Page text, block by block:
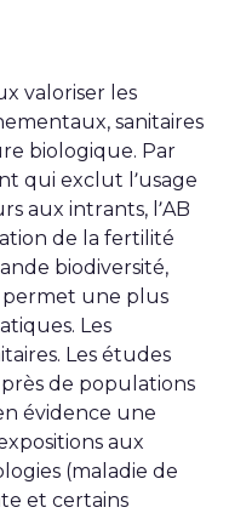
valoriser les
sanitaires
biologique. Par
qui exclut l’usage
aux intrants, l’AB
de la fertilité
biodiversité,
permet une plus
Les
Les études
de populations
évidence une
aux
(maladie de
et certains